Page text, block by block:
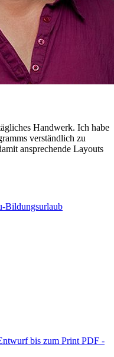
Handwerk. Ich habe
verständlich zu
ansprechende Layouts
Bildungsurlaub
bis zum Print PDF -